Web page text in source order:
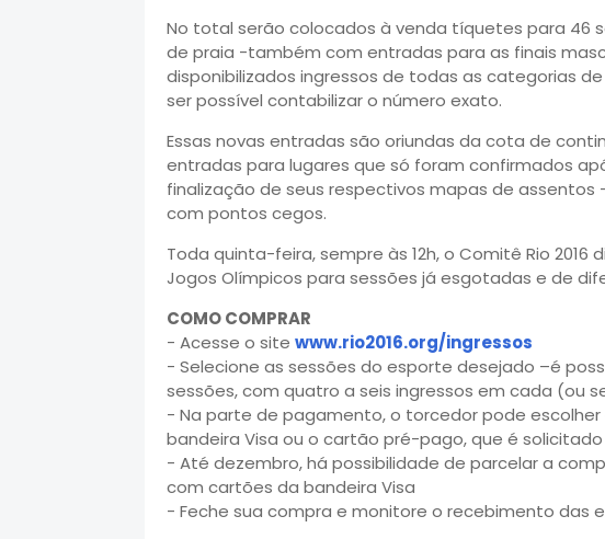
No total serão colocados à venda tíquetes para 46
de praia -também com entradas para as finais
disponibilizados ingressos de todas as categorias
ser possível contabilizar o número exato.
Essas novas entradas são oriundas da cota de
entradas para lugares que só foram confirmados
finalização de seus respectivos mapas de assentos
com pontos cegos.
Toda quinta-feira, sempre às 12h, o Comitê Rio 2016
Jogos Olímpicos para sessões já esgotadas e de
COMO COMPRAR
- Acesse o site www.rio2016.org/ingressos
- Selecione as sessões do esporte desejado –é
sessões, com quatro a seis ingressos em cada (ou
- Na parte de pagamento, o torcedor pode
bandeira Visa ou o cartão pré-pago, que é
- Até dezembro, há possibilidade de parcelar a
com cartões da bandeira Visa
- Feche sua compra e monitore o recebimento das